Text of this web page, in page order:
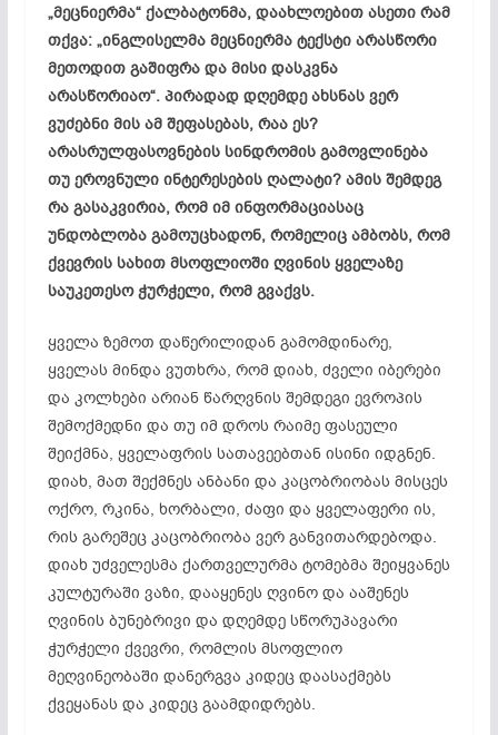
„მეცნიერმა“ ქალბატონმა, დაახლოებით ასეთი რამ
თქვა: „ინგლისელმა მეცნიერმა ტექსტი არასწორი
მეთოდით გაშიფრა და მისი დასკვნა
არასწორიაო“. პირადად დღემდე ახსნას ვერ
ვუძებნი მის ამ შეფასებას, რაა ეს?
არასრულფასოვნების სინდრომის გამოვლინება
თუ ეროვნული ინტერესების ღალატი? ამის შემდეგ
რა გასაკვირია, რომ იმ ინფორმაციასაც
უნდობლობა გამოუცხადონ, რომელიც ამბობს, რომ
ქვევრის სახით მსოფლიოში ღვინის ყველაზე
საუკეთესო ჭურჭელი, რომ გვაქვს.
ყველა ზემოთ დაწერილიდანგამომდინარე,
ყველას მინდა ვუთხრა, რომ დიახ, ძველი იბერები
და კოლხები არიან წარღვნის შემდეგი ევროპის
შემოქმედნი და თუ იმ დროს რაიმე ფასეული
შეიქმნა, ყველაფრის სათავეებთან ისინი იდგნენ.
დიახ, მათ შექმნეს ანბანი და კაცობრიობას მისცეს
ოქრო, რკინა, ხორბალი, ძაფი და ყველაფერი ის,
რის გარეშეც კაცობრიობა ვერ განვითარდებოდა.
დიახ უძველესმა ქართველურმა ტომებმა შეიყვანეს
კულტურაში ვაზი, დააყენეს ღვინო და ააშენეს
ღვინის ბუნებრივი და დღემდე სწორუპავარი
ჭურჭელი ქვევრი, რომლის მსოფლიო
მეღვინეობაში დანერგვა კიდეც დაასაქმებს
ქვეყანას და კიდეც გაამდიდრებს.